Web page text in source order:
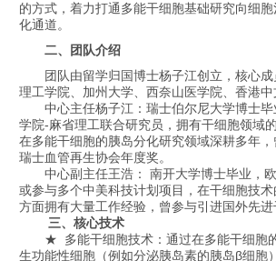
的方式，着力打通多能干细胞基础研究向细
化通道。
二、团队介绍
团队由留学归国博士杨子江创立，核心
理工学院、加州大学、西奈山医学院、香港中
中心主任杨子江：瑞士伯尔尼大学博士
学院-麻省理工联合研究员，拥有干细胞领域
在多能干细胞的胰岛分化研究领域深耕多年
瑞士血管再生协会年度奖。
中心副主任王浩： 南开大学博士毕业，
或参与多个中美科技计划项目，在干细胞技
方面拥有大量工作经验，曾参与引进国外先进
三、核心技术
★ 多能干细胞技术： 通过在多能干细胞
生功能性细胞（例如分泌胰岛素的胰岛β细胞